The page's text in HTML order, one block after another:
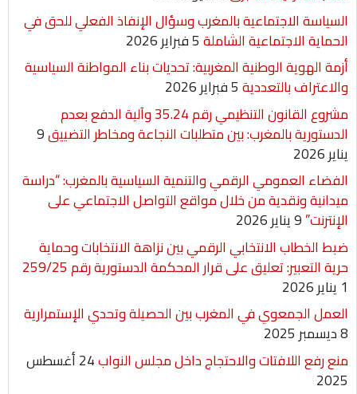
السياسة الاجتماعية بالمغرب وسؤال الإنفاذ الفعلي للحق في
الحماية الاجتماعية الشاملة5 فبراير 2026
أزمة الهوية الوطنية المغربية: تحديات بناء المواطنة السياسية
والاعتراف بالتعددية5 فبراير 2026
مشروع القانون التنظيمي رقم 35.24 وآلية الدفع بعدم
الدستورية بالمغرب: بين متطلبات النجاعة ومخاطر التضييق9
يناير 2026
الفضاء العمومي الرقمي والتنمية السياسية بالمغرب: “دراسة
ميدانية ونقدية من خلال مواقع التواصل الاجتماعي على
الإنترنت”9 يناير 2026
ضبط الخطاب الانتخابي الرقمي بين نزاهة الانتخابات وحماية
حرية التعبير: تعليق على قرار المحكمة الدستورية رقم 259/25
1 يناير 2026
العمل الجمعوي في المغرب بين الحصيلة وتحدي الإستمرارية
8 ديسمبر 2025
منع رفع اللافتات والاحتجاج داخل مجلس النواب
24 أغسطس
2025